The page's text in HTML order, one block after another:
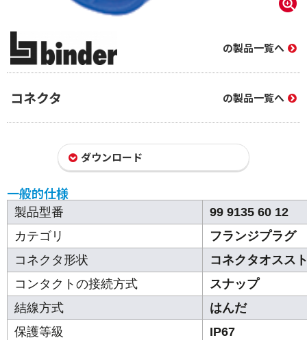
の製品一覧へ
コネクタ の製品一覧へ
ダウンロード
一般的仕様
製品型番
99 9135 60 12
カテゴリ
フランジプラグ
コネクタ形状
コネクタオスス
コンタクトの接続方式
スナップ
結線方式
はんだ
保護等級
IP67